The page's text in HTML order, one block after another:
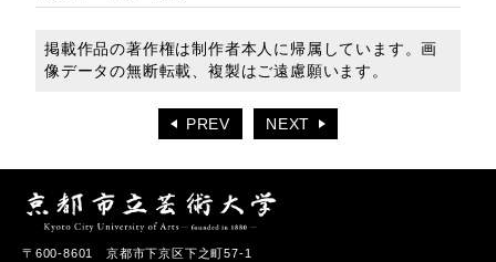
掲載作品の著作権は制作者本人に帰属しています。画
像データの無断転載、複製はご遠慮願います。
PREV NEXT
〒600-8601 京都市下京区下之町57-1